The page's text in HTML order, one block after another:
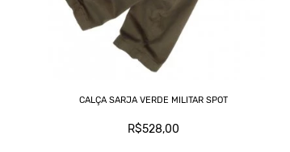
CALÇA SARJA VERDE MILITAR SPOT
R$528,00